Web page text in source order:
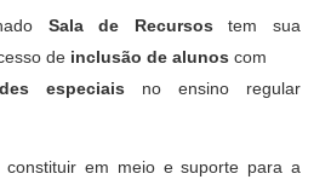
Sala de Recursos tem sua
de inclusão de alunos com
especiais no ensino regular
constituir em meio e suporte para a